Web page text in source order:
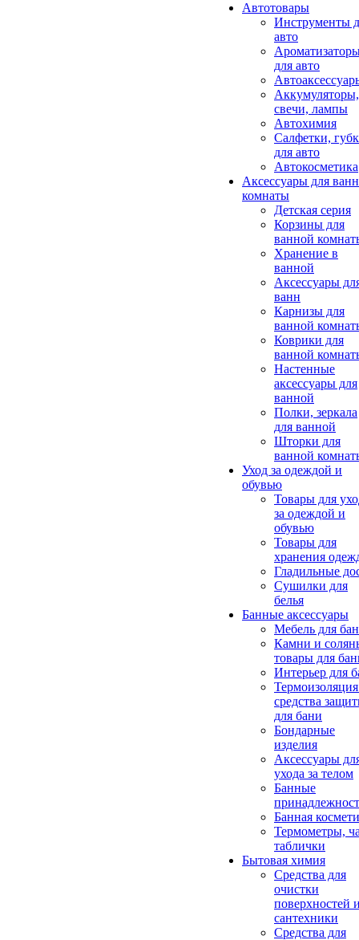
Автотовары
Инструменты
авто
для авто
Аккумуляторы,
свечи, лампы
Автохимия
Салфетки,
для авто
Автокосметика
Аксессуары для
комнаты
Детская серия
Корзины для
ванной
Хранение в
ванной
Аксессуары
ванн
Карнизы для
ванной
Коврики для
ванной
Настенные
аксессуары для
ванной
Полки, зеркала
для ванной
Шторки для
ванной
Уход за одеждой и
обувью
Товары для
за одеждой и
обувью
Товары для
хранения
Гладильные
Сушилки для
белья
Банные аксессуары
Мебель для
Камни и
товары для
Интерьер для
средства
для бани
Бондарные
изделия
Аксеcсуары
ухода за телом
Банные
Банная
Термометры,
таблички
Бытовая химия
Средства для
очистки
поверхностей
сантехники
Средства для